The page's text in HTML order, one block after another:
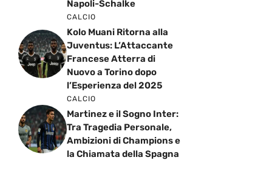
Napoli-Schalke
CALCIO
Kolo Muani Ritorna alla
Juventus: L’Attaccante
Francese Atterra di
Nuovo a Torino dopo
l’Esperienza del 2025
CALCIO
Martinez e il Sogno Inter:
Tra Tragedia Personale,
Ambizioni di Champions e
la Chiamata della Spagna